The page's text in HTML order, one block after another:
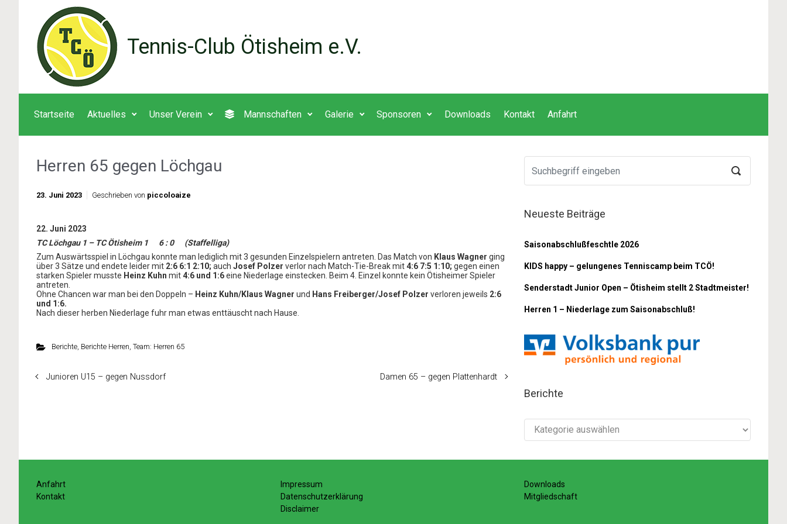
Zum Hauptinhalt springen
Tennis-Club Ötisheim e.V.
Startseite Aktuelles Unser Verein Mannschaften Galerie Sponsoren Downloads Kontakt Anfahrt
Herren 65 gegen Löchgau
23. Juni 2023 Geschrieben von piccoloaize
22. Juni 2023
TC Löchgau 1 – TC Ötisheim 1 6 : 0 (Staffelliga)
Zum Auswärtsspiel in Löchgau konnte man lediglich mit 3 gesunden Einzelspielern antreten. Das Match von Klaus Wagner ging
über 3 Sätze und endete leider mit 2:6 6:1 2:10; auch Josef Polzer verlor nach Match-Tie-Break mit4:6 7:5 1:10; gegen einen
starken Spieler musste Heinz Kuhn mit4:6 und 1:6eine Niederlage einstecken. Beim 4. Einzel konnte kein Ötisheimer Spieler
antreten.
Ohne Chancen war man bei den Doppeln – Heinz Kuhn/Klaus Wagner und Hans Freiberger/Josef Polzer verloren jeweils 2:6
und 1:6.
Nach dieser herben Niederlage fuhr man etwas enttäuscht nach Hause.
Berichte, Berichte Herren, Team: Herren 65
Junioren U15 – gegen Nussdorf Damen 65 – gegen Plattenhardt
Neueste Beiträge
Saisonabschlußfeschtle 2026
KIDS happy – gelungenes Tenniscamp beim TCÖ!
Senderstadt Junior Open – Ötisheim stellt 2 Stadtmeister!
Herren 1 – Niederlage zum Saisonabschluß!
Berichte
Berichte
Anfahrt
Kontakt
Impressum
Datenschutzerklärung
Disclaimer
Downloads
Mitgliedschaft